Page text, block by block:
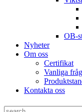
OB-
Nyheter
Om oss
Certifikat
Vanliga
Kontakta oss